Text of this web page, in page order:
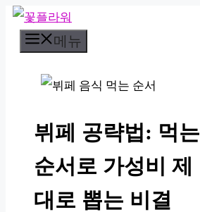
컨
메뉴
뷔페 공략법: 먹는
순서로 가성비 제
대로 뽑는 비결